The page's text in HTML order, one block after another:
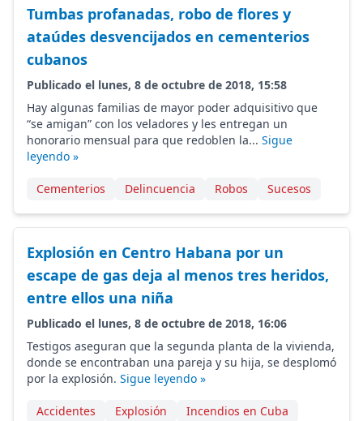
Tumbas profanadas, robo de flores y
ataúdes desvencijados en cementerios
cubanos
Publicado el lunes, 8 de octubre de 2018, 15:58
Hay algunas familias de mayor poder adquisitivo que
“se amigan” con los veladores y les entregan un
honorario mensual para que redoblen la... Sigue
leyendo »
Cementerios Delincuencia Robos Sucesos
Explosión en Centro Habana por un
escape de gas deja al menos tres heridos,
entre ellos una niña
Publicado el lunes, 8 de octubre de 2018, 16:06
Testigos aseguran que la segunda planta de la vivienda,
donde se encontraban una pareja y su hija, se desplomó
por la explosión. Sigue leyendo »
Accidentes Explosión
Incendios en Cuba